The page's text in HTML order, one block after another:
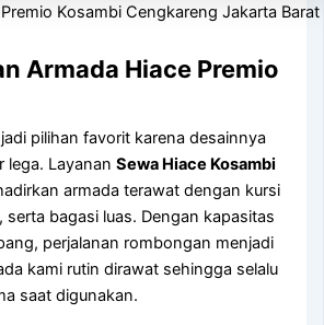
Kosambi Cengkareng Jakarta Barat
Armada Hiace Premio
pilihan favorit karena desainnya
lega. LayananSewa Hiace Kosambi
armada terawat dengan kursi
serta bagasi luas. Dengan kapasitas
perjalanan rombongan menjadi
kami rutin dirawat sehingga selalu
saat digunakan.